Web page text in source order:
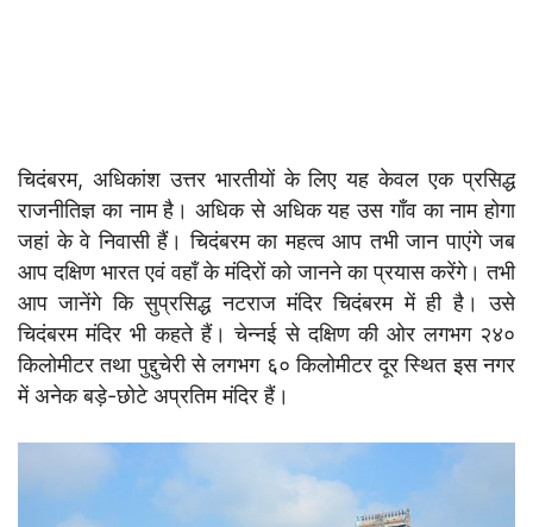
चिदंबरम, अधिकांश उत्तर भारतीयों के लिए यह केवल एक प्रसिद्ध
राजनीतिज्ञ का नाम है। अधिक से अधिक यह उस गाँव का नाम होगा
जहां के वे निवासी हैं। चिदंबरम का महत्व आप तभी जान पाएंगे जब
आप दक्षिण भारत एवं वहाँ के मंदिरों को जानने का प्रयास करेंगे। तभी
आप जानेंगे कि सुप्रसिद्ध नटराज मंदिर चिदंबरम में ही है। उसे
चिदंबरम मंदिर भी कहते हैं। चेन्नई से दक्षिण की ओर लगभग २४०
किलोमीटर तथा पुद्दुचेरी से लगभग ६० किलोमीटर दूर स्थित इस नगर
में अनेक बड़े-छोटे अप्रतिम मंदिर हैं।